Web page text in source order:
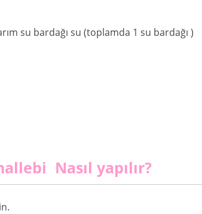
su bardağı su (toplamda 1 su bardağı )
Nasıl yapılır?